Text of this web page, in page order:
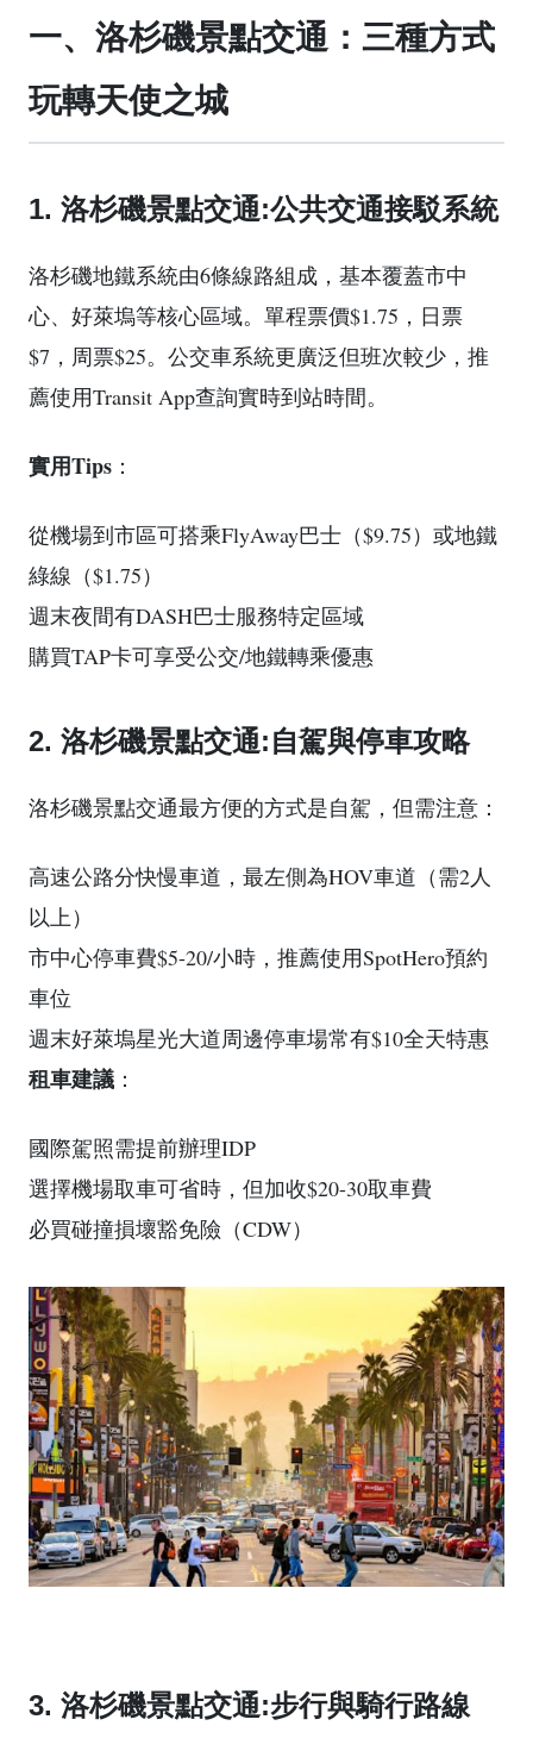
一、洛杉磯景點交通：三種方式
玩轉天使之城
1. 洛杉磯景點交通:公共交通接駁系統
洛杉磯地鐵系統由6條線路組成，基本覆蓋市中
心、好萊塢等核心區域。單程票價$1.75，日票
$7，周票$25。公交車系統更廣泛但班次較少，推
薦使用Transit App查詢實時到站時間。
實用Tips ：
從機場到市區可搭乘FlyAway巴士（$9.75）或地鐵
綠線（$1.75）
週末夜間有DASH巴士服務特定區域
購買TAP卡可享受公交/地鐵轉乘優惠
2. 洛杉磯景點交通:自駕與停車攻略
洛杉磯景點交通最方便的方式是自駕，但需注意：
高速公路分快慢車道，最左側為HOV車道（需2人
以上）
市中心停車費$5-20/小時，推薦使用SpotHero預約
車位
週末好萊塢星光大道周邊停車場常有$10全天特惠
租車建議 ：
國際駕照需提前辦理IDP
選擇機場取車可省時，但加收$20-30取車費
必買碰撞損壞豁免險（CDW）
3. 洛杉磯景點交通:步行與騎行路線